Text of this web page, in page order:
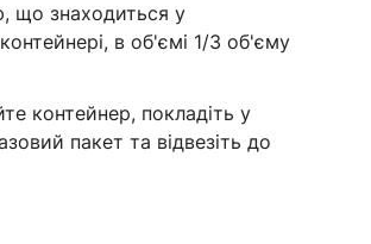
що знаходиться у
в об'ємі 1/3 об'єму
контейнер, покладіть у
пакет та відвезіть до